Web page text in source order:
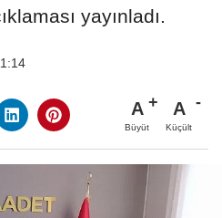
yayınladı.
A
Büyüt
A
Küçült